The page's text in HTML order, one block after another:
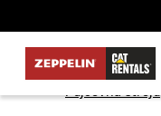
Půjčovna strojů